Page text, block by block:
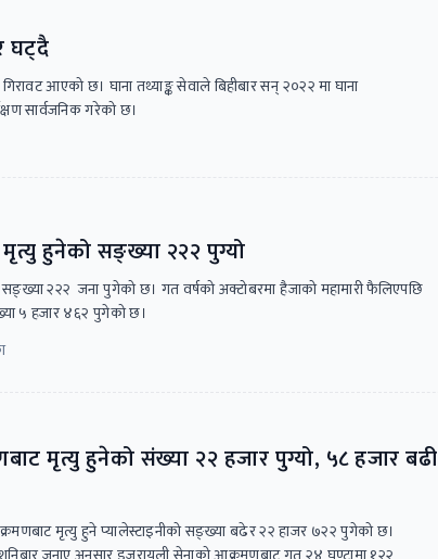
घट्दै
गिरावट आएको छ। घाना तथ्याङ्क सेवाले बिहीबार सन् २०२२ मा घाना
सार्वजनिक गरेको छ।
मृत्यु हुनेको सङ्ख्या २२२ पुग्यो
सङ्ख्या २२२ जना पुगेको छ। गत वर्षको अक्टोबरमा हैजाको महामारी फैलिएपछि
५ हजार ४६२ पुगेको छ।
मृत्यु हुनेको संख्या २२ हजार पुग्यो, ५८ हजार बढी
मृत्यु हुने प्यालेस्टाइनीको सङ्ख्या बढेर २२ हाजर ७२२ पुगेको छ।